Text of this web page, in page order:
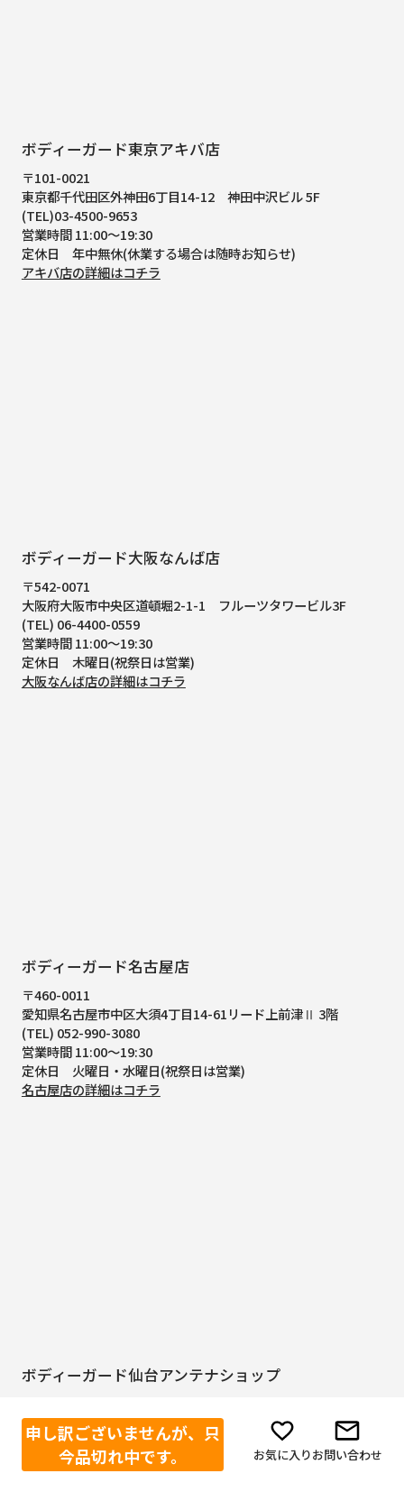
申し訳ございませんが、只
今品切れ中です。
お気に入りお問い合わせ
ボディーガード東京アキバ店
〒101-0021
東京都千代田区外神田6丁目14-12 神田中沢ビル 5F
(TEL)03-4500-9653
営業時間 11:00～19:30
定休日 年中無休(休業する場合は随時お知らせ)
アキバ店の詳細はコチラ
ボディーガード大阪なんば店
〒542-0071
大阪府大阪市中央区道頓堀2-1-1
フルーツタワービル3F
(TEL) 06-4400-0559
営業時間 11:00～19:30
定休日 木曜日(祝祭日は営業)
大阪なんば店の詳細はコチラ
ボディーガード名古屋店
〒460-0011
愛知県名古屋市中区大須4丁目14-61リード上前津Ⅱ 3階
(TEL) 052-990-3080
営業時間 11:00～19:30
定休日 火曜日・水曜日(祝祭日は営業)
名古屋店の詳細はコチラ
ボディーガード仙台アンテナショップ
宮城県仙台市若林区新寺3-1-14 菊地ビル 西武企画株式会社 東
北支店内
営業時間 9:00～17:00